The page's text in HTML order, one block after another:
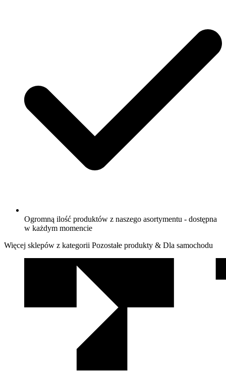
Ogromną ilość produktów z naszego asortymentu - dostępna
w każdym momencie
Więcej sklepów z kategorii Pozostałe produkty & Dla samochodu